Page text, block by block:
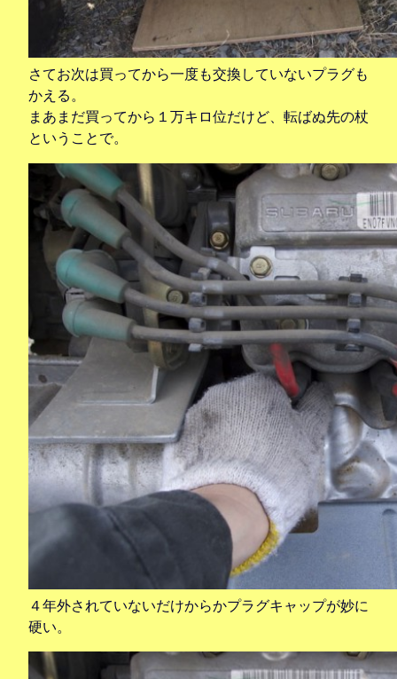
さてお次は買ってから一度も交換していないプラグも
かえる。
まあまだ買ってから１万キロ位だけど、転ばぬ先の杖
ということで。
４年外されていないだけからかプラグキャップが妙に
硬い。